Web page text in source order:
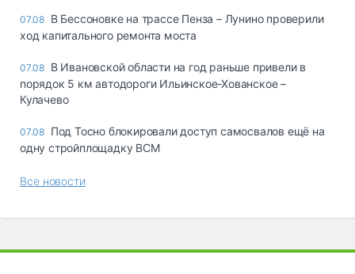
07.08 В Бессоновке на трассе Пенза – Лунино проверили
ход капитального ремонта моста
07.08 В Ивановской области на год раньше привели в
порядок 5 км автодороги Ильинское-Хованское –
Кулачево
07.08 Под Тосно блокировали доступ самосвалов ещё на
одну стройплощадку ВСМ
Все новости